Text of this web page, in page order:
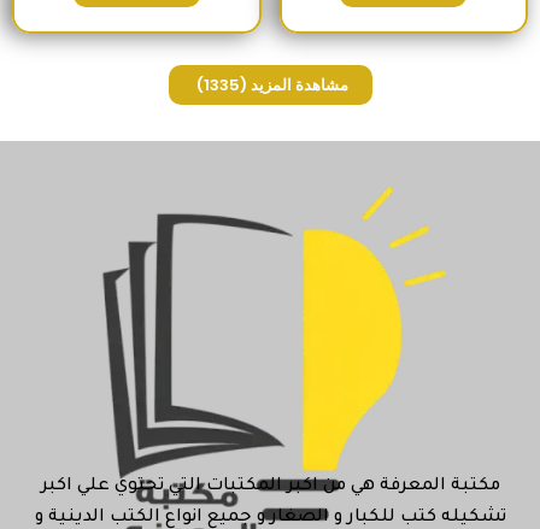
مشاهدة المزيد (1335)
مكتبة المعرفة هي من اكبر المكتبات التي تحتوي علي اكبر
تشكيله كتب للكبار و الصغار و جميع انواع الكتب الدينية و